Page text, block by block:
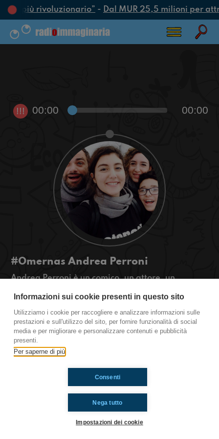
più rivoluzionario”- Dal MUR 25,5 milioni per
!!! 00:00 00:00
#Omernas Andrea Perroni
Andrea Perroni è un comico, un attore, un
il microfono di quelli di Radio2, sentite un po'
cosa ha da raccontarci :)
#OkkinSu by #Stonati
Ti è piaciuto? Condividilo!
Informazioni sui cookie presenti in questo sito
Utilizziamo i cookie per raccogliere e analizzare informazioni sulle
prestazioni e sull'utilizzo del sito, per fornire funzionalità di social
media e per migliorare e personalizzare contenuti e pubblicità
presenti.
Per saperne di più
Nega tutto
Consenti
Impostazioni dei cookie